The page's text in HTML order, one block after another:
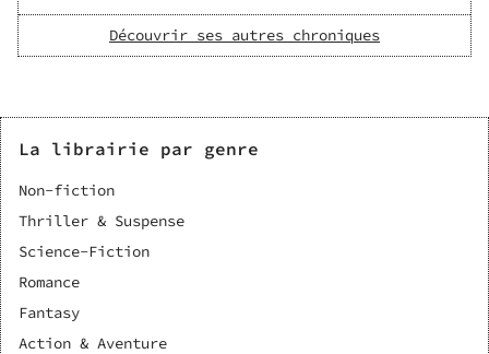
Découvrir ses autres chroniques
La librairie par genre
Non-fiction
Thriller & Suspense
Science-Fiction
Romance
Fantasy
Action & Aventure